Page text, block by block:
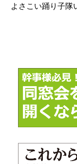
よさこ